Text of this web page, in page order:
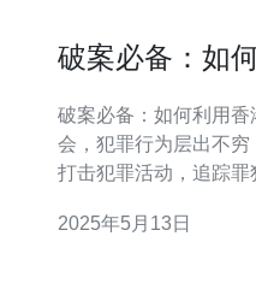
破案必备：如
破案必备：如何利用香港服
会，犯罪行为层出不
打击犯罪活动，追踪
和技巧。 香港服务器是指位于香港的服务器设备，通过互
2025年5月13日